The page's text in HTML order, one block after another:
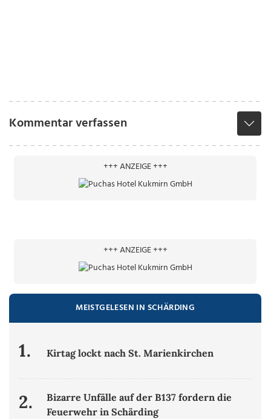
Kommentar verfassen
+++ ANZEIGE +++
+++ ANZEIGE +++
MEISTGELESEN IN SCHÄRDING
1. Kirtag lockt nach St. Marienkirchen
2.
Bizarre Unfälle auf der B137 fordern die
Feuerwehr in Schärding